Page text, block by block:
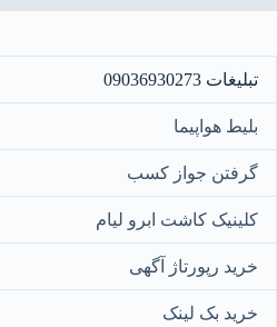
تبلیغات 09036930273
بلیط هواپیما
گرفتن جواز کسب
کلینیک کاشت ابرو لیام
خرید رپورتاژ آگهی
خرید بک لینک